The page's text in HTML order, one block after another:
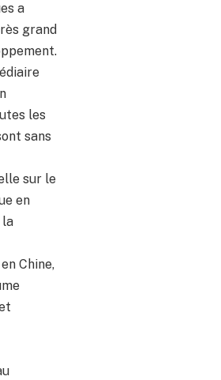
a
grand
les
sans
sur le
en
la
Chine,